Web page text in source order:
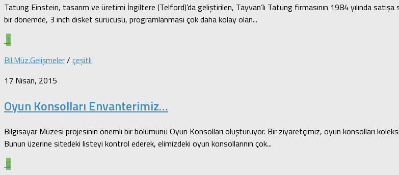
Tatung Einstein, tasarım ve üretimi İngiltere (Telford)’da geliştirilen, Tayvan’lı Tatung firmasının 1984 yılında
bir dönemde, 3 inch disket sürücüsü, programlanması çok daha kolay olan...
1
Bil.Müz.Gelişmeler/ çeşitli
17 Nisan, 2015
Oyun Konsolları Envanterimiz…
Bilgisayar Müzesi projesinin önemli bir bölümünü Oyun Konsolları oluşturuyor. Bir ziyaretçimiz, oyun konsolları
Bunun üzerine sitedeki listeyi kontrol ederek, elimizdeki oyun konsollarının çok...
0